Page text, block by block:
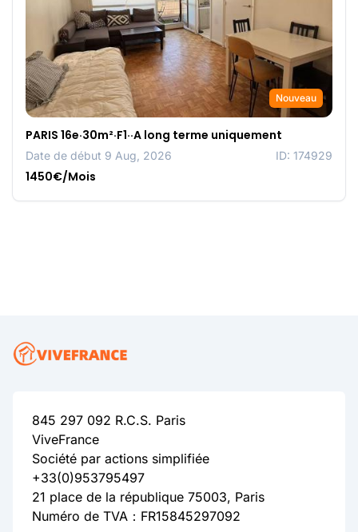
Nouveau
PARIS 16e·30m²·F1··A long terme uniquement
Date de début 9 Aug, 2026 ID: 174929
1450€/Mois
845 297 092 R.C.S. Paris
ViveFrance
Société par actions simplifiée
+33(0)953795497
21 place de la république 75003, Paris
Numéro de TVA：FR15845297092